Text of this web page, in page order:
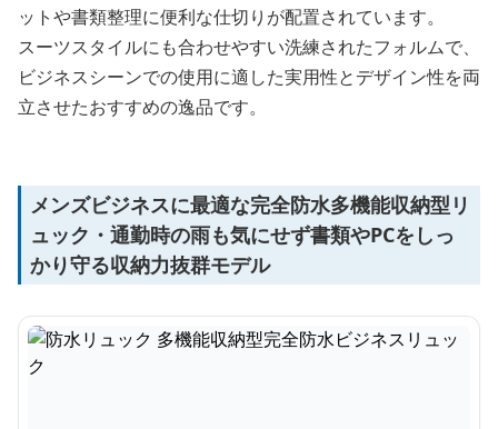
ットや書類整理に便利な仕切りが配置されています。
スーツスタイルにも合わせやすい洗練されたフォルムで、
ビジネスシーンでの使用に適した実用性とデザイン性を両
立させたおすすめの逸品です。
メンズビジネスに最適な完全防水多機能収納型リ
ュック・通勤時の雨も気にせず書類やPCをしっ
かり守る収納力抜群モデル